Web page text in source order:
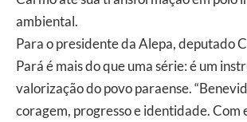
ambiental.
Para o presidente da Alepa, deputado
Pará é mais do que uma série: é um
valorização do povo paraense.
coragem, progresso e identidade. Com